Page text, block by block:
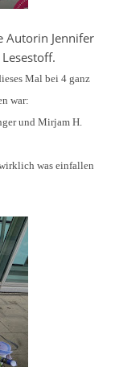
Autorin Jennifer
Mal bei 4 ganz
war:
und Mirjam H.
was einfallen